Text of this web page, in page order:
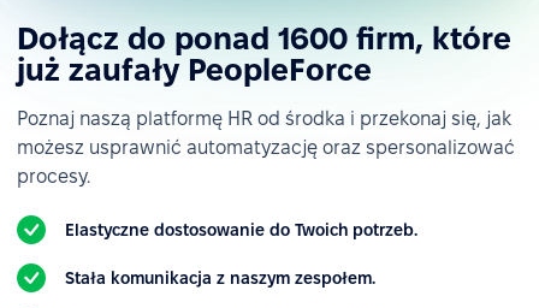
Dołącz do ponad 1600 firm, które
już zaufały PeopleForce
Poznaj naszą platformę HR od środka i przekonaj się, jak
możesz usprawnić automatyzację oraz spersonalizować
procesy.
Elastyczne dostosowanie do Twoich potrzeb.
Stała komunikacja z naszym zespołem.